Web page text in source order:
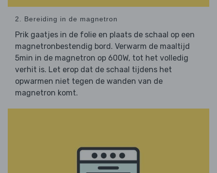
2. Bereiding in de magnetron
Prik gaatjes in de folie en plaats de schaal op een
magnetronbestendig bord. Verwarm de maaltijd
5min in de magnetron op 600W, tot het volledig
verhit is. Let erop dat de schaal tijdens het
opwarmen niet tegen de wanden van de
magnetron komt.